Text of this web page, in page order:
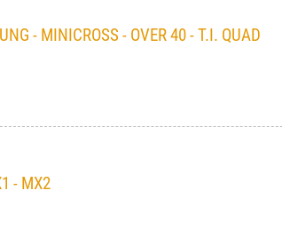
- MINICROSS - OVER 40 - T.I. QUAD
- MX2